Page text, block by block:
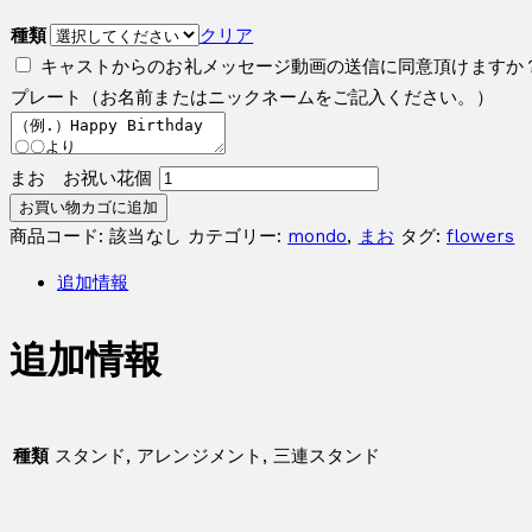
種類
クリア
キャストからのお礼メッセージ動画の送信に同意頂けますか
プレート（お名前またはニックネームをご記入ください。）
まお お祝い花個
お買い物カゴに追加
商品コード:該当なし カテゴリー: mondo, まお タグ:flowers
追加情報
追加情報
種類 スタンド, アレンジメント, 三連スタンド